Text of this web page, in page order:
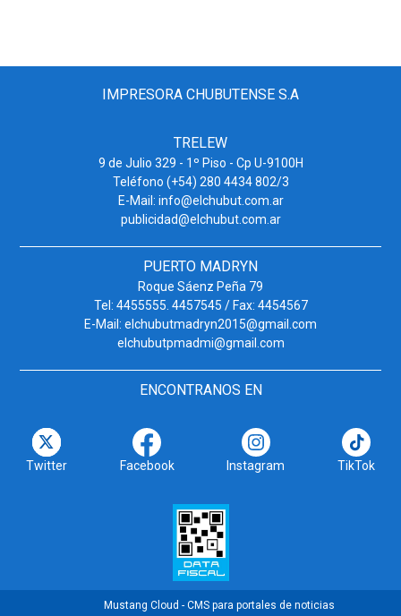
IMPRESORA CHUBUTENSE S.A
TRELEW
9 de Julio 329 - 1º Piso - Cp U-9100H
Teléfono (+54) 280 4434 802/3
E-Mail: info@elchubut.com.ar
publicidad@elchubut.com.ar
PUERTO MADRYN
Roque Sáenz Peña 79
Tel: 4455555. 4457545 / Fax: 4454567
E-Mail: elchubutmadryn2015@gmail.com
elchubutpmadmi@gmail.com
ENCONTRANOS EN
Twitter Facebook Instagram TikTok
Mustang Cloud - CMS para portales de noticias